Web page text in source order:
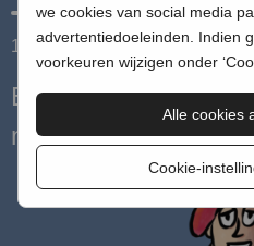
12 april 2022door Pauline le
Een succesvolle
met inhoud
we cookies van social media
advertentiedoeleinden. Indien
voorkeuren wijzigen onder
Alle cookies
Cookie-